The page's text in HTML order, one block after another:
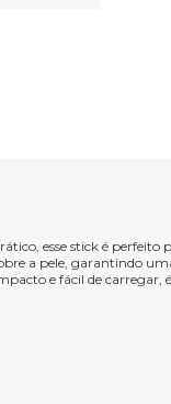
esse stick é perfeito
a pele, garantindo
e fácil de carregar,